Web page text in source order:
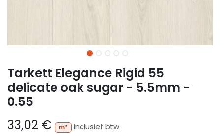
Tarkett Elegance Rigid 55
delicate oak sugar - 5.5mm -
0.55
33,02 € m² Inclusief btw